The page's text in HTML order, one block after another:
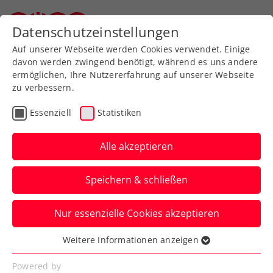
Zurück zur Newsübersicht
Turniere
Maria Lanzendorf Open:
Rabl schrammt am
Doppel-Heimsieg vorbei
Das 17-jährige ÖTV-Ass wird beim ITF-
J100-Jugendturnier in Niederösterreich
erst im Finale gestoppt.
Verfasst von: Manuel Wachta, 02.10.2024
Datenschutzeinstellungen
Auf unserer Webseite werden Cookies verwendet. Einige
davon werden zwingend benötigt, während es uns andere
ermöglichen, Ihre Nutzererfahrung auf unserer Webseite
zu verbessern.
Essenziell Statistiken
Alle akzeptieren
Speichern & schließen
Nur essenzielle Cookies akzeptieren
Essenziell
Essenzielle Cookies werden für grundlegende
Weitere Informationen anzeigen
Powered by